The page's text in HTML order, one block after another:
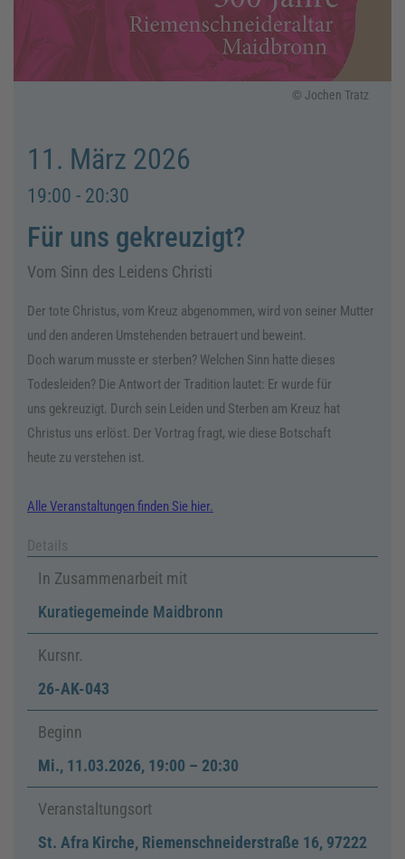
© Jochen Tratz
11. März 2026
19:00 - 20:30
Für uns gekreuzigt?
Vom Sinn des Leidens Christi
Der tote Christus, vom Kreuz abgenommen, wird von seiner Mutter
und den anderen Umstehenden betrauert und beweint.
Doch warum musste er sterben? Welchen Sinn hatte dieses
Todesleiden? Die Antwort der Tradition lautet: Er wurde für
uns gekreuzigt. Durch sein Leiden und Sterben am Kreuz hat
Christus uns erlöst. Der Vortrag fragt, wie diese Botschaft
heute zu verstehen ist.
Alle Veranstaltungen finden Sie hier.
Details
In Zusammenarbeit mit
Kuratiegemeinde Maidbronn
Kursnr.
26-AK-043
Beginn
Mi., 11.03.2026, 19:00 – 20:30
Veranstaltungsort
St. Afra Kirche, Riemenschneiderstraße 16, 97222